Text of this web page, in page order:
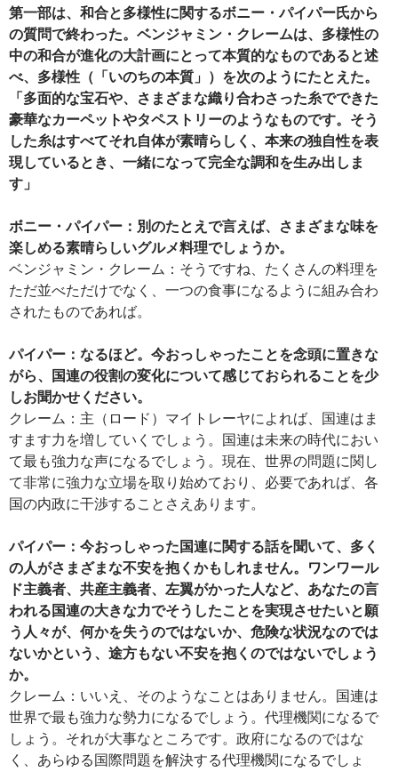
第一部は、和合と多様性に関するボニー・パイパー氏から
の質問で終わった。ベンジャミン・クレームは、多様性の
中の和合が進化の大計画にとって本質的なものであると述
べ、多様性（「いのちの本質」）を次のようにたとえた。
「多面的な宝石や、さまざまな織り合わさった糸でできた
豪華なカーペットやタペストリーのようなものです。そう
した糸はすべてそれ自体が素晴らしく、本来の独自性を表
現しているとき、一緒になって完全な調和を生み出しま
す」
ボニー・パイパー：別のたとえで言えば、さまざまな味を
楽しめる素晴らしいグルメ料理でしょうか。
ベンジャミン・クレーム：そうですね、たくさんの料理を
ただ並べただけでなく、一つの食事になるように組み合わ
されたものであれば。
パイパー：なるほど。今おっしゃったことを念頭に置きな
がら、国連の役割の変化について感じておられることを少
しお聞かせください。
クレーム：主（ロード）マイトレーヤによれば、国連はま
すます力を増していくでしょう。国連は未来の時代におい
て最も強力な声になるでしょう。現在、世界の問題に関し
て非常に強力な立場を取り始めており、必要であれば、各
国の内政に干渉することさえあります。
パイパー：今おっしゃった国連に関する話を聞いて、多く
の人がさまざまな不安を抱くかもしれません。ワンワール
ド主義者、共産主義者、左翼がかった人など、あなたの言
われる国連の大きな力でそうしたことを実現させたいと願
う人々が、何かを失うのではないか、危険な状況なのでは
ないかという、途方もない不安を抱くのではないでしょう
か。
クレーム：いいえ、そのようなことはありません。国連は
世界で最も強力な勢力になるでしょう。代理機関になるで
しょう。それが大事なところです。政府になるのではな
く、あらゆる国際問題を解決する代理機関になるでしょ